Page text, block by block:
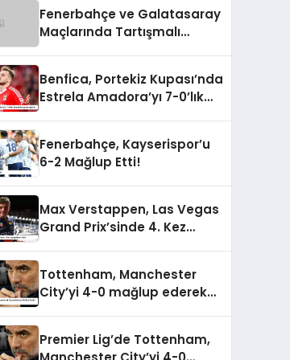
Fenerbahçe ve Galatasaray
Maçlarında Tartışmalı
Benfica, Portekiz Kupası’nda
Estrela Amadora’yı 7-0’lık
Fenerbahçe, Kayserispor’u
6-2 Mağlup Etti!
Max Verstappen, Las Vegas
Grand Prix’sinde 4. Kez
Tottenham, Manchester
City’yi 4-0 mağlup ederek
Premier Lig’de Tottenham,